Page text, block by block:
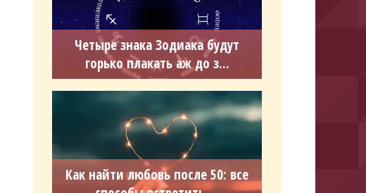
Четыре знака Зодиака будут
горько плакать аж до з...
Как найти любовь после 50: все